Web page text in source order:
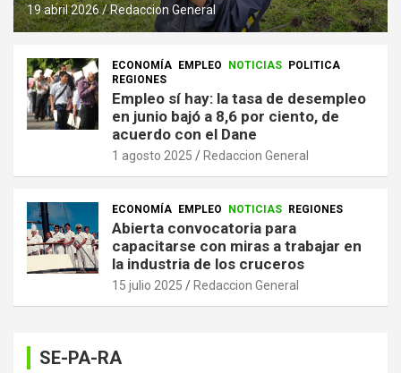
19 abril 2026 Redaccion General
ECONOMÍA EMPLEO NOTICIAS
POLITICA
REGIONES
Empleo sí hay: la tasa de desempleo
en junio bajó a 8,6 por ciento, de
acuerdo con el Dane
1 agosto 2025 Redaccion General
ECONOMÍA EMPLEO NOTICIAS REGIONES
Abierta convocatoria para
capacitarse con miras a trabajar en
la industria de los cruceros
15 julio 2025 Redaccion General
SE-PA-RA